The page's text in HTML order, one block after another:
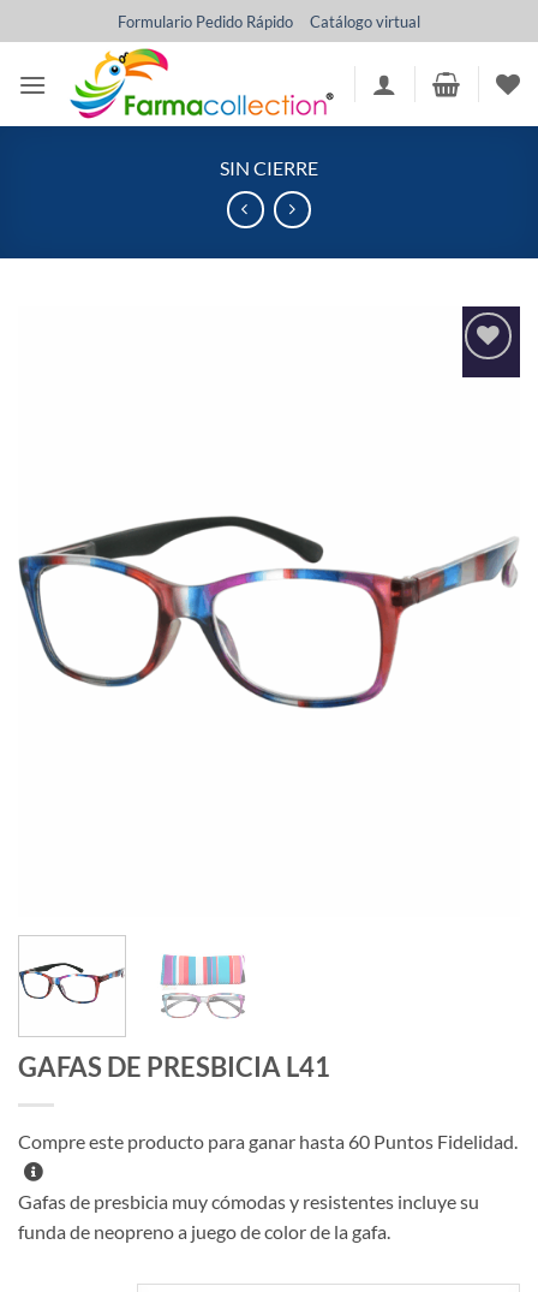
al
contenido
Formulario Pedido Rápido Catálogo virtual
SIN CIERRE
Añadir
GAFAS DE PRESBICIA L41
Compre este producto para ganar hasta 60 Puntos Fidelidad.
Gafas de presbicia muy cómodas y resistentes incluye su
funda de neopreno a juego de color de la gafa.